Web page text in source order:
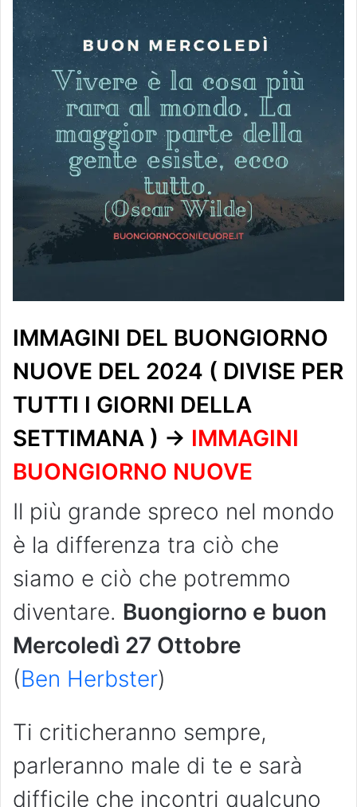
IMMAGINI DEL BUONGIORNO
NUOVE DEL 2024 ( DIVISE PER
TUTTI I GIORNI DELLA
SETTIMANA ) -> IMMAGINI
BUONGIORNO NUOVE
Il più grande spreco nel mondo
è la differenza tra ciò che
siamo e ciò che potremmo
diventare. Buongiorno e buon
Mercoledì 27 Ottobre
(Ben Herbster)
Ti criticheranno sempre,
parleranno male di te e sarà
difficile che incontri qualcuno